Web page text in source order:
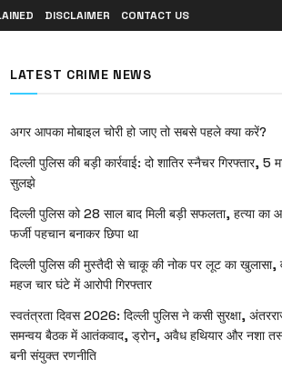
DISCLAIMER CONTACT US
LATEST CRIME NEWS
अगर आपका मोबाइल चोरी हो जाए तो सबसे पहले क्या करें?
दिल्ली पुलिस की बड़ी कार्रवाई: दो शातिर स्नैचर गिरफ्तार, 5
सुलझे
दिल्ली पुलिस को 28 साल बाद मिली बड़ी सफलता, हत्या का
फर्जी पहचान बनाकर छिपा था
दिल्ली पुलिस की मुस्तैदी से चाकू की नोक पर लूट का खुलासा,
महज चार घंटे में आरोपी गिरफ्तार
स्वतंत्रता दिवस 2026: दिल्ली पुलिस ने कसी सुरक्षा,
समन्वय बैठक में आतंकवाद, ड्रोन, अवैध हथियार और नशा
बनी संयुक्त रणनीति